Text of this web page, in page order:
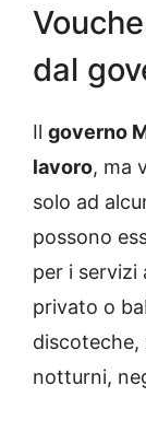
dal
Il governo
lavoro, ma
solo ad
possono
per i servizi
privato o
discoteche,
notturni,